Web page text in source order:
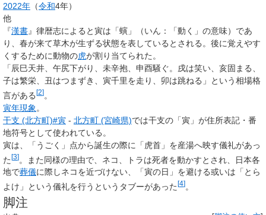
2022年 （令和4年）
他
『漢書』律暦志によると寅は「螾」（いん：「動く」の意味）であ
り、春が来て草木が生ずる状態を表しているとされる。後に覚えやす
くするために動物の虎が割り当てられた。
「辰巳天井、午尻下がり、未辛抱、申酉騒ぐ。戌は笑い、亥固まる、
子は繁栄、丑はつまずき、寅千里を走り、卯は跳ねる」という相場格
言がある[2]。
寅年現象 。
干支 (北方町)#寅 - 北方町 (宮崎県)では干支の「寅」が住所表記・番
地符号として使われている。
寅は、「うごく」点から誕生の際に「虎首」を産湯へ映す儀礼があっ
た[3]。また同様の理由で、ネコ、トラは死者を動かすとされ、日本各
地で葬儀に際しネコを近づけない、「寅の日」を避ける或いは「とら
よけ」という儀礼を行うというタブーがあった [4] 。
脚注